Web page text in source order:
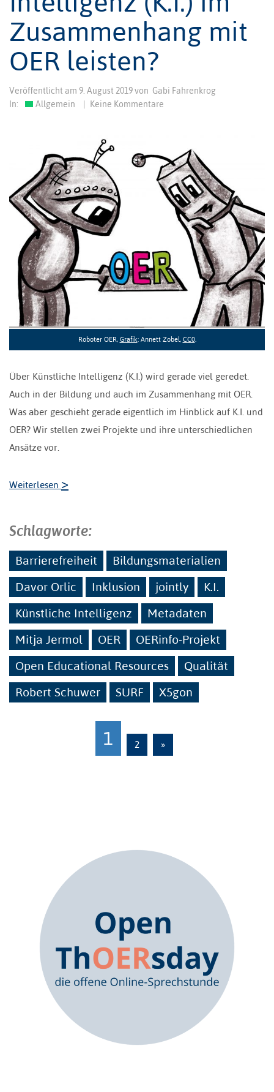
Zusammenhang mit
OER leisten?
Veröffentlicht am 9. August 2019von Gabi Fahrenkrog
In:
Allgemein Keine Kommentare
Roboter OER, Grafik: Annett Zobel, CC0.
Über Künstliche Intelligenz (K.I.) wird gerade viel geredet.
Auch in der Bildung und auch im Zusammenhang mit OER.
Was aber geschieht gerade eigentlich im Hinblick auf K.I. und
OER? Wir stellen zwei Projekte und ihre unterschiedlichen
Ansätze vor.
Weiterlesen >
Schlagworte:
Barrierefreiheit
Bildungsmaterialien
Davor Orlic
Inklusion jointly
K.I.
Künstliche Intelligenz
Metadaten
Mitja Jermol
OER
OERinfo-Projekt
Open Educational Resources
Qualität
Robert Schuwer
SURF X5gon
1 2 »